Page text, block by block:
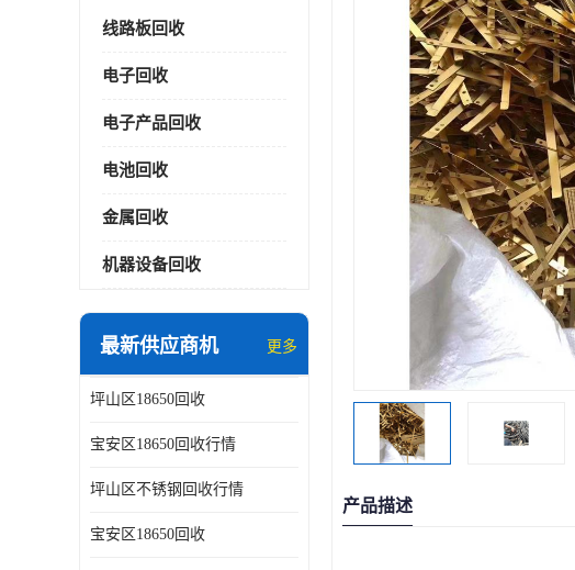
线路板回收
电子回收
电子产品回收
电池回收
金属回收
机器设备回收
最新供应商机 更多
坪山区18650回收
宝安区18650回收行情
坪山区不锈钢回收行情
宝安区18650回收
产品描述